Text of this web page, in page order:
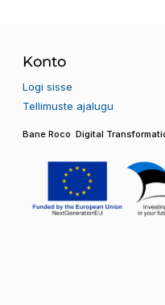
Konto
Logi sisse
Tellimuste ajalugu
Bane Roco Digital